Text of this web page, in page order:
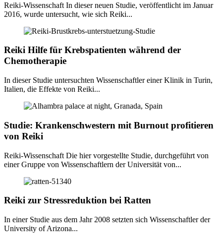
Reiki-Wissenschaft In dieser neuen Studie, veröffentlicht im Januar
2016, wurde untersucht, wie sich Reiki...
Reiki Hilfe für Krebspatienten während der
Chemotherapie
In dieser Studie untersuchten Wissenschaftler einer Klinik in Turin,
Italien, die Effekte von Reiki...
Studie: Krankenschwestern mit Burnout profitieren
von Reiki
Reiki-Wissenschaft Die hier vorgestellte Studie, durchgeführt von
einer Gruppe von Wissenschaftlern der Universität von...
Reiki zur Stressreduktion bei Ratten
In einer Studie aus dem Jahr 2008 setzten sich Wissenschaftler der
University of Arizona...